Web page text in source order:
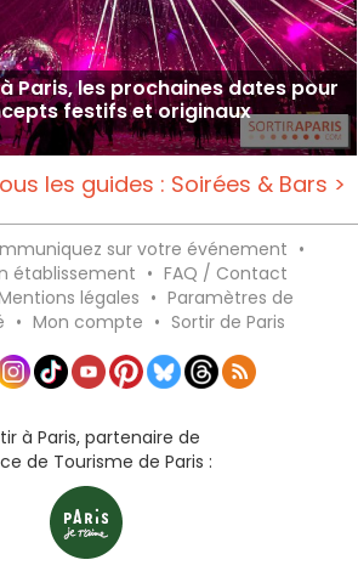
Paris, les prochaines dates pour
festifs et originaux
les guides : Soirées & Bars >
sur votre événement •
établissement • FAQ / Contact
légales • Paramètres de
• Mon compte • Sortir de Paris
à Paris, partenaire de
de Tourisme de Paris :